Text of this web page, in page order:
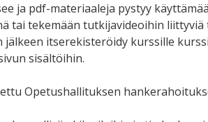
ja pdf-materiaaleja pystyy
tai tekemään tutkijavideoihin
jälkeen itserekisteröidy kurssille
sisältöihin.
Opetushallituksen